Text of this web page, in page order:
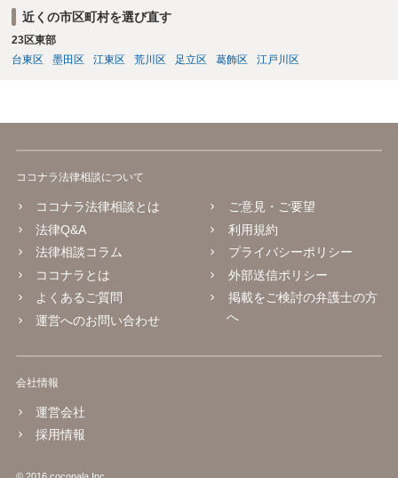
取りで「詐欺か」と聞いただけで名誉毀損は成立しません） ・マイナ
ンバー総合フリーダイヤルへ連絡し、カードの一時停止と再発行手続
きを行う ・万が一に備え、会社には「個人情報を悪用されたトラブル
に巻き込まれた」と事前伝えておく すでに警察へ相談済みとのことで
近くの市区町村を選び直す
23区東部
台東区
墨田区 江東区 荒川区 足立区 葛飾区 江戸川区
ココナラ法律相談について
ココナラ法律相談とは
法律Q&A
法律相談コラム
ココナラとは
よくあるご質問
運営へのお問い合わせ
ご意見・ご要望
利用規約
プライバシーポリシー
外部送信ポリシー
掲載をご検討の弁護士の方
へ
会社情報
運営会社
採用情報